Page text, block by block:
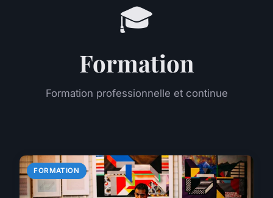
🎓
Formation
Formation professionnelle et continue
FORMATION